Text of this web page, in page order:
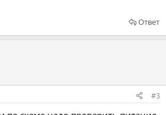
Ответ
#3